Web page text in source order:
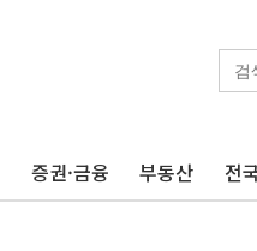
증권·금융 부동산 전